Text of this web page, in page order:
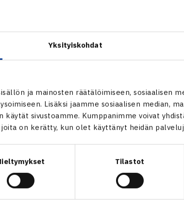
Yksityiskohdat
ja mainosten räätälöimiseen, sosiaalisen
Lisäksi jaamme sosiaalisen median,
sivustoamme. Kumppanimme voivat
on kerätty, kun olet käyttänyt heidän
Tilastot
Eurooppa/Afrikan I ryhmässä, hävisi
Davis Cup -urakkansa 10.-12. vieraskentällä
Afrikan I ryhmän ensimmäistä kierrosta.
on tänä vuonna 95 maata, yksi enemmän
II ryhmässä, on sijalla 54, vuonna 2009
on päivätty 7.11., heti Fed Cupin loppuottelun
Suomen lisäksi Etelä-Afrikka, Georgia, Latvia,
Afrikan I ryhmään, kaksi putoaa III ryhmään.